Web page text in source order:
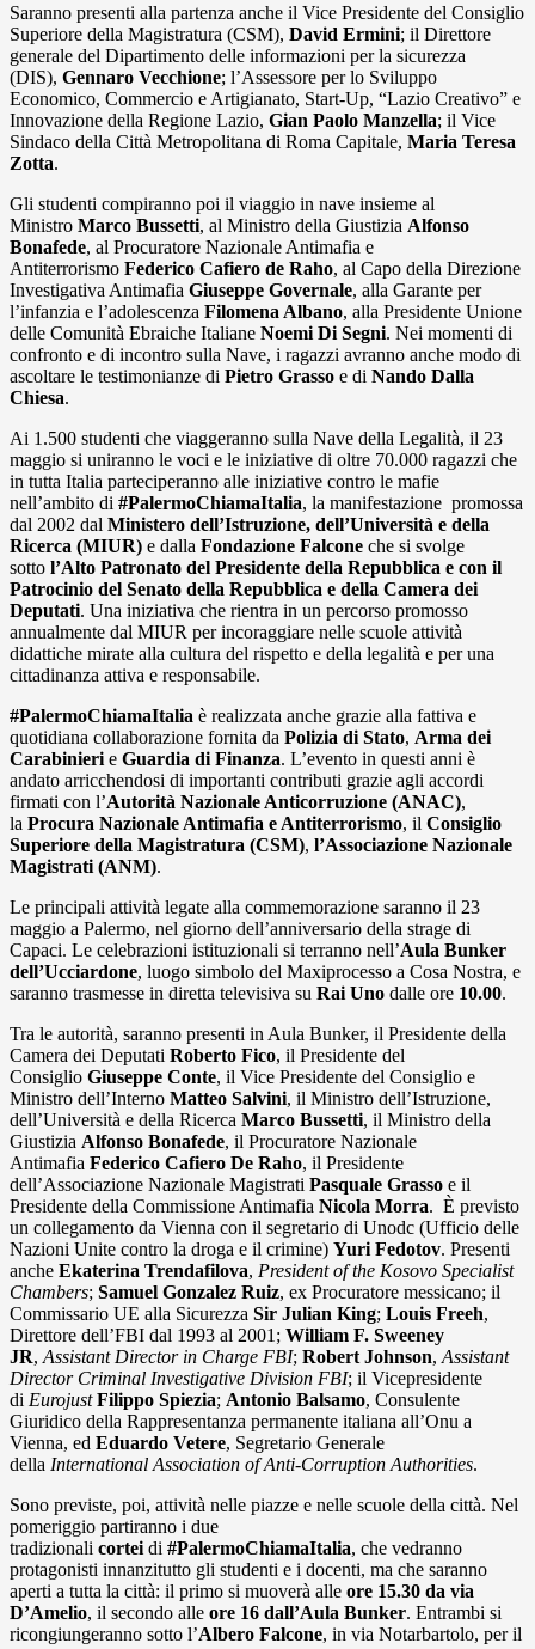
Saranno presenti alla partenza anche il Vice Presidente del Consiglio
Superiore della Magistratura (CSM), David Ermini; il Direttore
generale del Dipartimento delle informazioni per la sicurezza
(DIS), Gennaro Vecchione; l’Assessore per lo Sviluppo
Economico, Commercio e Artigianato, Start-Up, “Lazio Creativo” e
Innovazione della Regione Lazio, Gian Paolo Manzella; il Vice
Sindaco della Città Metropolitana di Roma Capitale, Maria Teresa
Zotta.
Gli studenti compiranno poi il viaggio in nave insieme al
Ministro Marco Bussetti, al Ministro della Giustizia Alfonso
Bonafede, al Procuratore Nazionale Antimafia e
Antiterrorismo Federico Cafiero de Raho, al Capo della Direzione
Investigativa Antimafia Giuseppe Governale, alla Garante per
l’infanzia e l’adolescenza Filomena Albano, alla Presidente Unione
delle Comunità Ebraiche Italiane Noemi Di Segni. Nei momenti di
confronto e di incontro sulla Nave, i ragazzi avranno anche modo di
ascoltare le testimonianze di Pietro Grasso e di Nando Dalla
Chiesa.
Ai 1.500 studenti che viaggeranno sulla Nave della Legalità, il 23
maggio si uniranno le voci e le iniziative di oltre 70.000 ragazzi che
in tutta Italia parteciperanno alle iniziative contro le mafie
nell’ambito di #PalermoChiamaItalia, la manifestazione promossa
dal 2002 dal Ministero dell’Istruzione, dell’Università e della
Ricerca (MIUR) e dalla Fondazione Falcone che si svolge
sotto l’Alto Patronato del Presidente della Repubblica e con il
Patrocinio del Senato della Repubblica e della Camera dei
Deputati. Una iniziativa che rientra in un percorso promosso
annualmente dal MIUR per incoraggiare nelle scuole attività
didattiche mirate alla cultura del rispetto e della legalità e per una
cittadinanza attiva e responsabile.
#PalermoChiamaItalia è realizzata anche grazie alla fattiva e
quotidiana collaborazione fornita da Polizia di Stato, Arma dei
Carabinieri e Guardia di Finanza. L’evento in questi anni è
andato arricchendosi di importanti contributi grazie agli accordi
firmati con l’Autorità Nazionale Anticorruzione (ANAC),
la Procura Nazionale Antimafia e Antiterrorismo, il Consiglio
Superiore della Magistratura (CSM), l’Associazione Nazionale
Magistrati (ANM).
Le principali attività legate alla commemorazione saranno il 23
maggio a Palermo, nel giorno dell’anniversario della strage di
Capaci. Le celebrazioni istituzionali si terranno nell’Aula Bunker
dell’Ucciardone, luogo simbolo del Maxiprocesso a Cosa Nostra, e
saranno trasmesse in diretta televisiva su Rai Uno dalle ore 10.00.
Tra le autorità, saranno presenti in Aula Bunker, il Presidente della
Camera dei Deputati Roberto Fico, il Presidente del
Consiglio Giuseppe Conte, il Vice Presidente del Consiglio e
Ministro dell’Interno Matteo Salvini, il Ministro dell’Istruzione,
dell’Università e della Ricerca Marco Bussetti, il Ministro della
Giustizia Alfonso Bonafede, il Procuratore Nazionale
Antimafia Federico Cafiero De Raho, il Presidente
dell’Associazione Nazionale Magistrati Pasquale Grasso e il
Presidente della Commissione Antimafia Nicola Morra. È previsto
un collegamento da Vienna con il segretario di Unodc (Ufficio delle
Nazioni Unite contro la droga e il crimine) Yuri Fedotov. Presenti
anche Ekaterina Trendafilova, President of the Kosovo Specialist
Chambers; Samuel Gonzalez Ruiz, ex Procuratore messicano; il
Commissario UE alla Sicurezza Sir Julian King; Louis Freeh,
Direttore dell’FBI dal 1993 al 2001; William F. Sweeney
JR, Assistant Director in Charge FBI; Robert Johnson, Assistant
Director Criminal Investigative Division FBI; il Vicepresidente
di Eurojust Filippo Spiezia; Antonio Balsamo, Consulente
Giuridico della Rappresentanza permanente italiana all’Onu a
Vienna, ed Eduardo Vetere, Segretario Generale
della International Association of Anti-Corruption Authorities.
Sono previste, poi, attività nelle piazze e nelle scuole della città. Nel
pomeriggio partiranno i due
tradizionali cortei di #PalermoChiamaItalia, che vedranno
protagonisti innanzitutto gli studenti e i docenti, ma che saranno
aperti a tutta la città: il primo si muoverà alle ore 15.30 da via
D’Amelio, il secondo alle ore 16 dall’Aula Bunker. Entrambi si
ricongiungeranno sotto l’Albero Falcone, in via Notarbartolo, per il